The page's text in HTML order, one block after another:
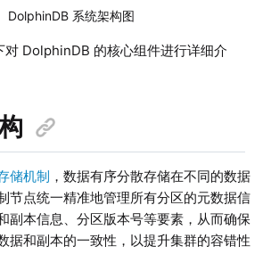
DolphinDB 系统架构图
对 DolphinDB 的核心组件进行详细介
储机制 ，数据有序分散存储在不同的数据
节点统一精准地管理所有分区的元数据信
副本信息、分区版本号等要素，从而确保
据和副本的一致性，以提升集群的容错性